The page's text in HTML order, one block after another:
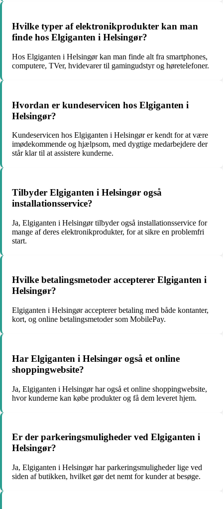
Hvilke typer af elektronikprodukter kan man
finde hos Elgiganten i Helsingør?
Hos Elgiganten i Helsingør kan man finde alt fra smartphones,
computere, TVer, hvidevarer til gamingudstyr og høretelefoner.
Hvordan er kundeservicen hos Elgiganten i
Helsingør?
Kundeservicen hos Elgiganten i Helsingør er kendt for at være
imødekommende og hjælpsom, med dygtige medarbejdere der
står klar til at assistere kunderne.
Tilbyder Elgiganten i Helsingør også
installationsservice?
Ja, Elgiganten i Helsingør tilbyder også installationsservice for
mange af deres elektronikprodukter, for at sikre en problemfri
start.
Hvilke betalingsmetoder accepterer Elgiganten i
Helsingør?
Elgiganten i Helsingør accepterer betaling med både kontanter,
kort, og online betalingsmetoder som MobilePay.
Har Elgiganten i Helsingør også et online
shoppingwebsite?
Ja, Elgiganten i Helsingør har også et online shoppingwebsite,
hvor kunderne kan købe produkter og få dem leveret hjem.
Er der parkeringsmuligheder ved Elgiganten i
Helsingør?
Ja, Elgiganten i Helsingør har parkeringsmuligheder lige ved
siden af butikken, hvilket gør det nemt for kunder at besøge.